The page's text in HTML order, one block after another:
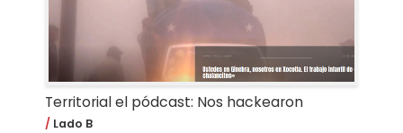
Territorial el pódcast: Nos hackearon
Lado B